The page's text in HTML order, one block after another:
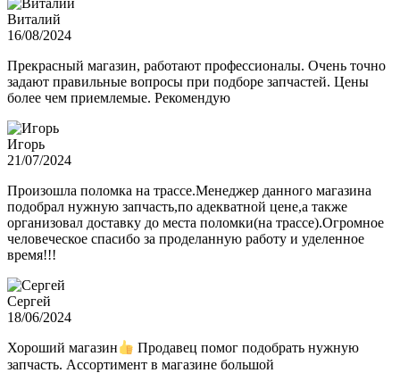
Виталий
16/08/2024
Прекрасный магазин, работают профессионалы. Очень точно
задают правильные вопросы при подборе запчастей. Цены
более чем приемлемые. Рекомендую
Игорь
21/07/2024
Произошла поломка на трассе.Менеджер данного магазина
подобрал нужную запчасть,по адекватной цене,а также
организовал доставку до места поломки(на трассе).Огромное
человеческое спасибо за проделанную работу и уделенное
время!!!
Сергей
18/06/2024
Хороший магазин
Продавец помог подобрать нужную
запчасть. Ассортимент в магазине большой